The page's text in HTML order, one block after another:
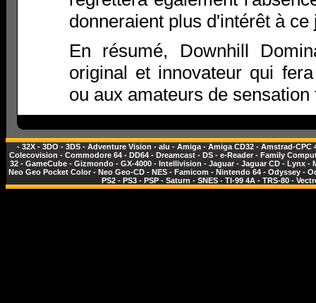
donneraient plus d'intérêt à ce
En résumé, Downhill
original et innovateur qui
ou aux amateurs de sensation
- 32X - 3DO - 3DS - Adventure Vision - alu - Amiga - Amiga CD32 - Amstrad-CPC
Colecovision - Commodore 64- DD64- Dreamcast- DS- e-Reader- Family
32 - GameCube - Gizmondo - GX-4000 - Intellivision - Jaguar - Jaguar CD - Lynx -
Neo Geo Pocket Color - Neo Geo-CD - NES - Famicom - Nintendo 64 - Odyssey -
PS2 - PS3 - PSP - Saturn - SNES - TI-99 4A - TRS-80 -